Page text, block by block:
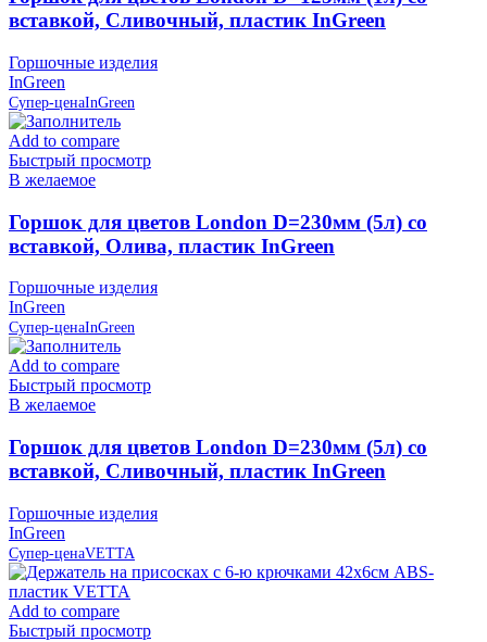
вставкой, Сливочный, пластик InGreen
Горшочные изделия
InGreen
Супер-ценаInGreen
Add to compare
Быстрый просмотр
В желаемое
Горшок для цветов London D=230мм (5л) со
вставкой, Олива, пластик InGreen
Горшочные изделия
InGreen
Супер-ценаInGreen
Add to compare
Быстрый просмотр
В желаемое
Горшок для цветов London D=230мм (5л) со
вставкой, Сливочный, пластик InGreen
Горшочные изделия
InGreen
Супер-ценаVETTA
Add to compare
Быстрый просмотр